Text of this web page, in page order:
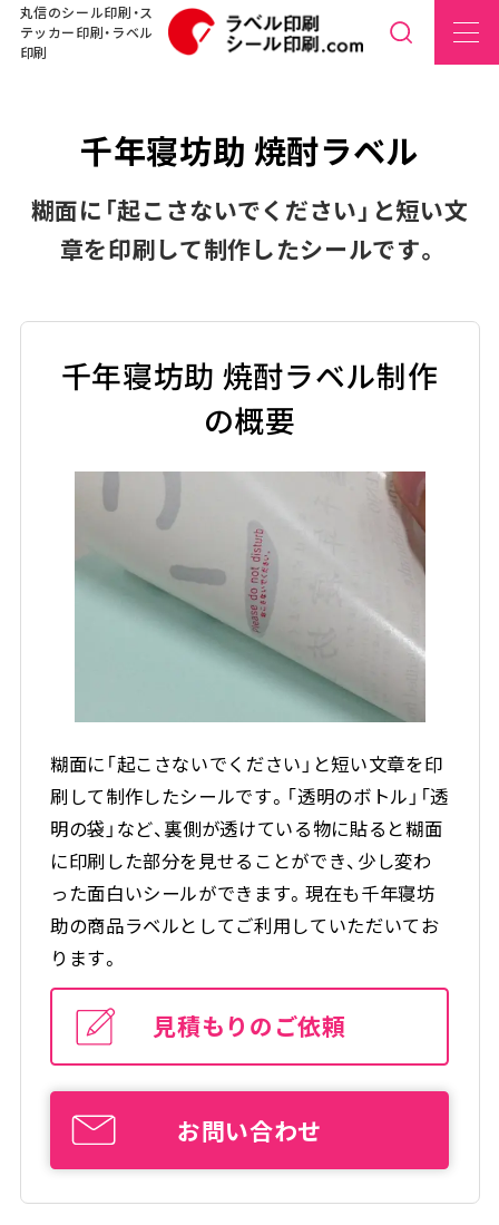
丸信のシール印刷・ス
テッカー印刷・ラベル
印刷
千年寝坊助 焼酎ラベル
糊面に「起こさないでください」と短い文
章を印刷して制作したシールです。
千年寝坊助 焼酎ラベル制作
の概要
糊面に「起こさないでください」と短い文章を印
刷して制作したシールです。「透明のボトル」「透
明の袋」など、裏側が透けている物に貼ると糊面
に印刷した部分を見せることができ、少し変わ
った面白いシールができます。現在も千年寝坊
助の商品ラベルとしてご利用していただいてお
ります。
見積もりのご依頼
お問い合わせ